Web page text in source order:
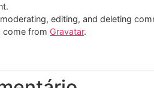
editing, and deleting
come from Gravatar.